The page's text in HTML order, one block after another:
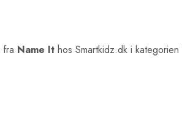
fra Name It hos Smartkidz.dk i kategorien